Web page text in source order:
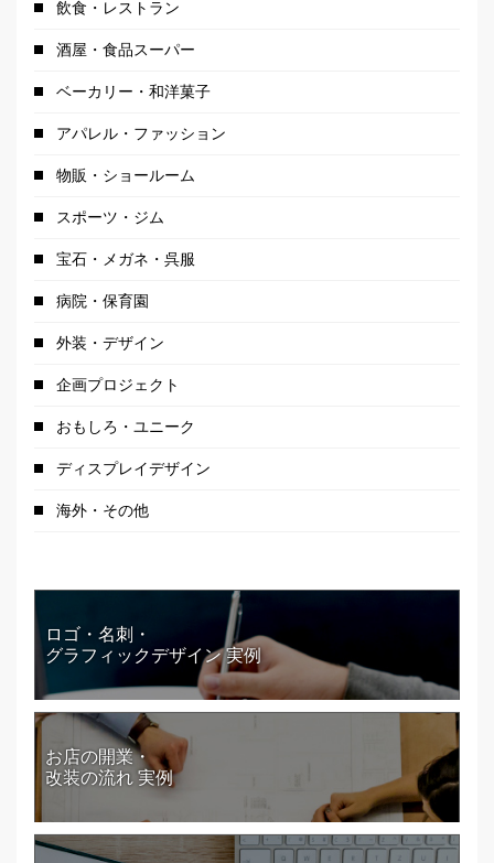
飲食・レストラン
酒屋・食品スーパー
ベーカリー・和洋菓子
アパレル・ファッション
物販・ショールーム
スポーツ・ジム
宝石・メガネ・呉服
病院・保育園
外装・デザイン
企画プロジェクト
おもしろ・ユニーク
ディスプレイデザイン
海外・その他
ロゴ・名刺・
グラフィックデザイン 実例
お店の開業・
改装の流れ 実例